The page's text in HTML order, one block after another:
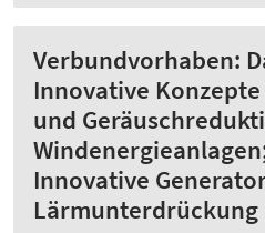
Verbundvorhaben:
Innovative
und
Innovative
Lärmunterdrückung